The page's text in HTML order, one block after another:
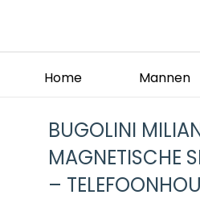
Home Mannen
BUGOLINI
MAGNETISCHE
–